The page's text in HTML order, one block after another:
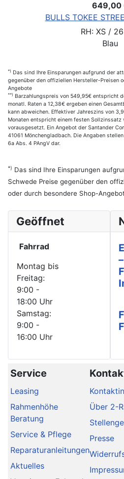
649,00
BULLS TOKEE
RH: XS /
Blau
*) Das sind Ihre Einsparungen aufgrund der
gegenüber den offiziellen Hersteller-Preisen
Angebote
**) Barzahlungspreis von 549,95€ entspricht
monatl. Raten a 12,38€ ergeben einen
kann abweichen. Effektiver Jahreszins von
Monaten entspricht einem festen Sollzinssatz
vorausgesetzt. Ein Angebot der Santander
41061 Mönchengladbach. Die Angaben
6a Abs. 4 PAngV dar.
*) Das sind Ihre Einsparungen
Schwede Preise gegenüber den
oder durch besondere Shop-
Geöffnet
Fahrrad
Montag bis
Freitag:
9:00 -
18:00 Uhr
Samstag:
9:00 -
16:00 Uhr
Service
Leasing
Rahmenhöhe
Beratung
Service & Pflege
Reparaturanleitungen
Aktuelles
Über 2-
Presse